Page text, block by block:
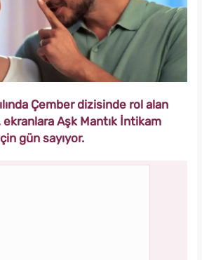
Çember dizisinde rol alan
ekranlara Aşk Mantık İntikam
gün sayıyor.